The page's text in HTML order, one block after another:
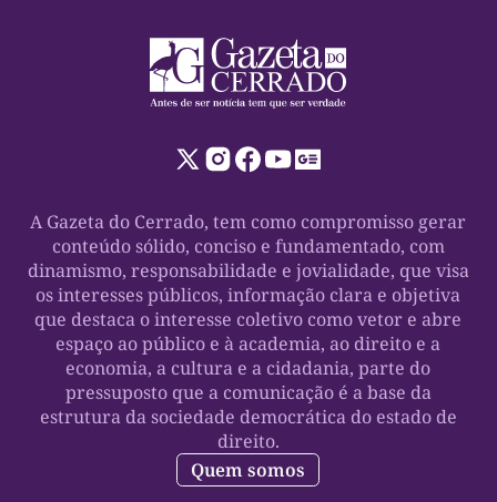
A Gazeta do Cerrado, tem como compromisso gerar
conteúdo sólido, conciso e fundamentado, com
dinamismo, responsabilidade e jovialidade, que visa
os interesses públicos, informação clara e objetiva
que destaca o interesse coletivo como vetor e abre
espaço ao público e à academia, ao direito e a
economia, a cultura e a cidadania, parte do
pressuposto que a comunicação é a base da
estrutura da sociedade democrática do estado de
direito.
Quem somos